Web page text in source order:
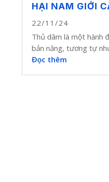
HẠI NAM GIỚI
22/11/24
Thủ dâm là một hành
bản năng, tương tự
Đọc thêm